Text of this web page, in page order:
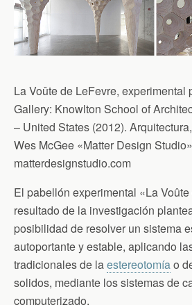
La Voûte de LeFevre, experimental
Gallery: Knowl­ton School of
– United States (2012).
Wes McGee «Matter Design
matterdesignstudio.com
El pabellón experimental «La
resultado de la investigación
posibilidad de resolver un sistema
autoportante y estable, aplicando
tradicionales de laestereotomíao
solidos, mediante los sistemas de
computerizado.